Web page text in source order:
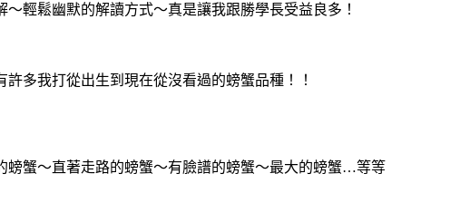
輕鬆幽默的解讀方式～真是讓我跟勝學長受益良多！
多我打從出生到現在從沒看過的螃蟹品種！！
螃蟹～直著走路的螃蟹～有臉譜的螃蟹～最大的螃蟹…等等